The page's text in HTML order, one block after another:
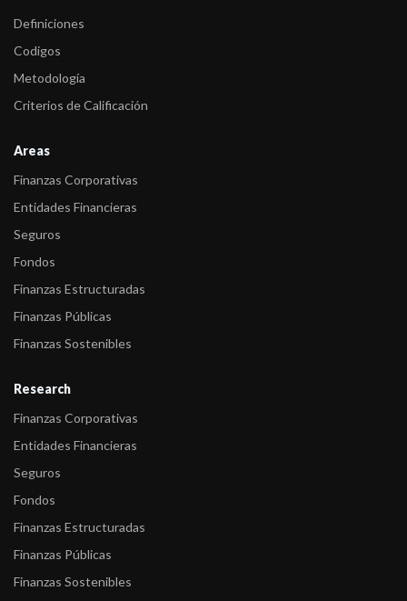
Definiciones
Codigos
Metodología
Criterios de Calificación
Areas
Finanzas Corporativas
Entidades Financieras
Seguros
Fondos
Finanzas Estructuradas
Finanzas Públicas
Finanzas Sostenibles
Research
Finanzas Corporativas
Entidades Financieras
Seguros
Fondos
Finanzas Estructuradas
Finanzas Públicas
Finanzas Sostenibles